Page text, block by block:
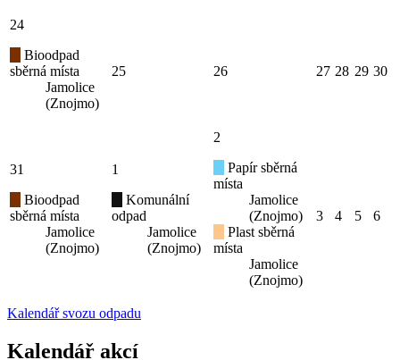
24
Bioodpad
sběrná místa
Jamolice
(Znojmo)
25 26 27 28 29 30
31
Bioodpad
sběrná místa
Jamolice
(Znojmo)
1
Komunální
odpad
Jamolice
(Znojmo)
2
Papír sběrná
místa
Jamolice
(Znojmo)
Plast sběrná
místa
Jamolice
(Znojmo)
3 4 5 6
Kalendář svozu odpadu
Kalendář akcí